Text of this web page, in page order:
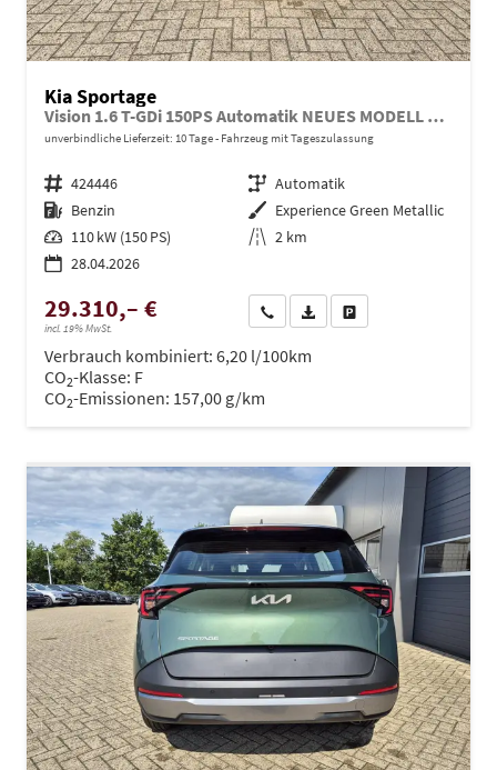
Kia Sportage
Vision 1.6 T-GDi 150PS Automatik NEUES MODELL MY26 FACELIFT Sitzheizung Lenkradheizung Klimaautomatik Navi Bluetooth Touchscreen Apple CarPlay Android Auto PDC v+h 17"LM Rückf.Kamera ACC 2x Keyless
unverbindliche Lieferzeit: 10 Tage Fahrzeug mit Tageszulassung
Fahrzeugnr. 424446 Getriebe Automatik
Kraftstoff Benzin Außenfarbe Experience Green Metallic
Leistung 110 kW (150 PS) Kilometerstand 2 km
28.04.2026
29.310,– €
incl. 19% MwSt.
Wir rufen Sie anPDF-Datei, Fahrzeugexposé
Verbrauch kombiniert: 6,20 l/100km
CO2-Klasse: F
CO2-Emissionen: 157,00 g/km